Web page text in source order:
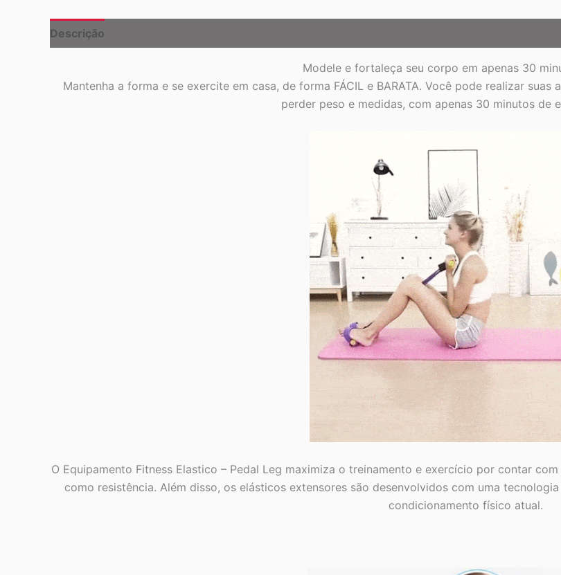
Descrição
Modele e fortaleça seu corpo em apenas 30
Mantenha a forma e se exercite em casa, de forma FÁCIL e BARATA. Você pode realizar
perder peso e medidas, com apenas 30 minutos de
O Equipamento Fitness Elastico – Pedal Leg maximiza o treinamento e exercício por contar
como resistência. Além disso, os elásticos extensores são desenvolvidos com uma
condicionamento físico atual.